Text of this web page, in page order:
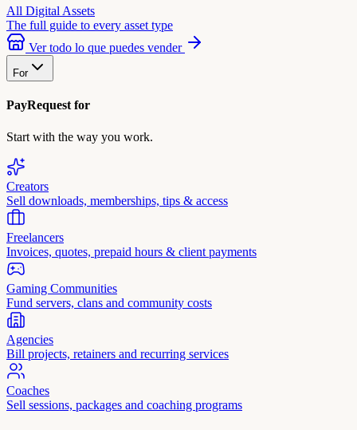
All Digital Assets
The full guide to every asset type
Ver todo lo que puedes vender
For
PayRequest for
Start with the way you work.
Creators
Sell downloads, memberships, tips & access
Freelancers
Invoices, quotes, prepaid hours & client payments
Gaming Communities
Fund servers, clans and community costs
Agencies
Bill projects, retainers and recurring services
Coaches
Sell sessions, packages and coaching programs